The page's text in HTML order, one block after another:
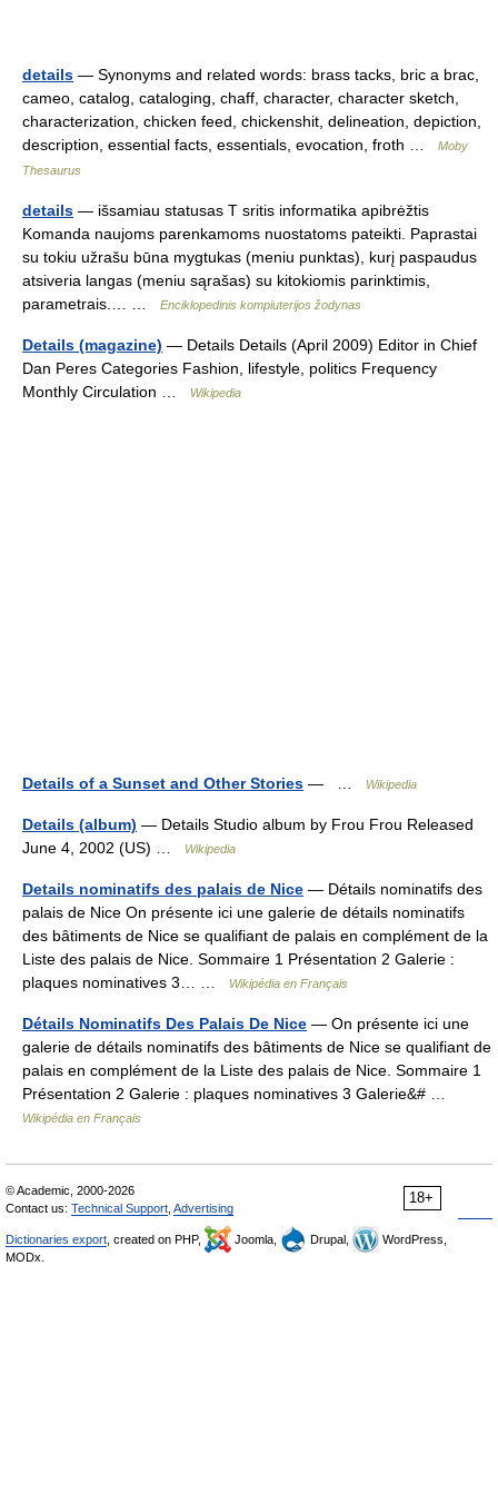
details — Synonyms and related words: brass tacks, bric a brac,
cameo, catalog, cataloging, chaff, character, character sketch,
characterization, chicken feed, chickenshit, delineation, depiction,
description, essential facts, essentials, evocation, froth …
Moby
Thesaurus
details — išsamiau statusas T sritis informatika apibrėžtis
Komanda naujoms parenkamoms nuostatoms pateikti. Paprastai
su tokiu užrašu būna mygtukas (meniu punktas), kurį paspaudus
atsiveria langas (meniu sąrašas) su kitokiomis parinktimis,
parametrais.… …
Enciklopedinis kompiuterijos žodynas
Details (magazine) — Details Details (April 2009) Editor in Chief
Dan Peres Categories Fashion, lifestyle, politics Frequency
Monthly Circulation …
Wikipedia
Details of a Sunset and Other Stories — … Wikipedia
Details (album) — Details Studio album by Frou Frou Released
June 4, 2002 (US) …
Wikipedia
Details nominatifs des palais de Nice — Détails nominatifs des
palais de Nice On présente ici une galerie de détails nominatifs
des bâtiments de Nice se qualifiant de palais en complément de la
Liste des palais de Nice. Sommaire 1 Présentation 2 Galerie :
plaques nominatives 3… …
Wikipédia en Français
Détails Nominatifs Des Palais De Nice — On présente ici une
galerie de détails nominatifs des bâtiments de Nice se qualifiant de
palais en complément de la Liste des palais de Nice. Sommaire 1
Présentation 2 Galerie : plaques nominatives 3 Galerie&# …
Wikipédia en Français
18+
© Academic, 2000-2026
Contact us: Technical Support Advertising
Dictionaries export , created on PHP, Joomla, Drupal,
WordPress,
MODx.